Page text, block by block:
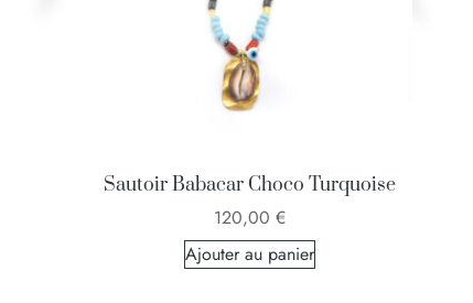
Sautoir Babacar Choco Turquoise
120,00 €
Ajouter au panier